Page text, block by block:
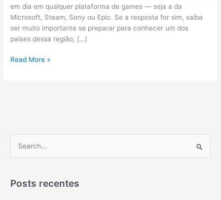
em dia em qualquer plataforma de games — seja a da
Microsoft, Steam, Sony ou Epic. Se a resposta for sim, saiba
ser muito importante se preparar para conhecer um dos
países dessa região, […]
Traduções
Feitas
com
Cuidado
Processos
Internacionais
Read More »
q
Posts recentes